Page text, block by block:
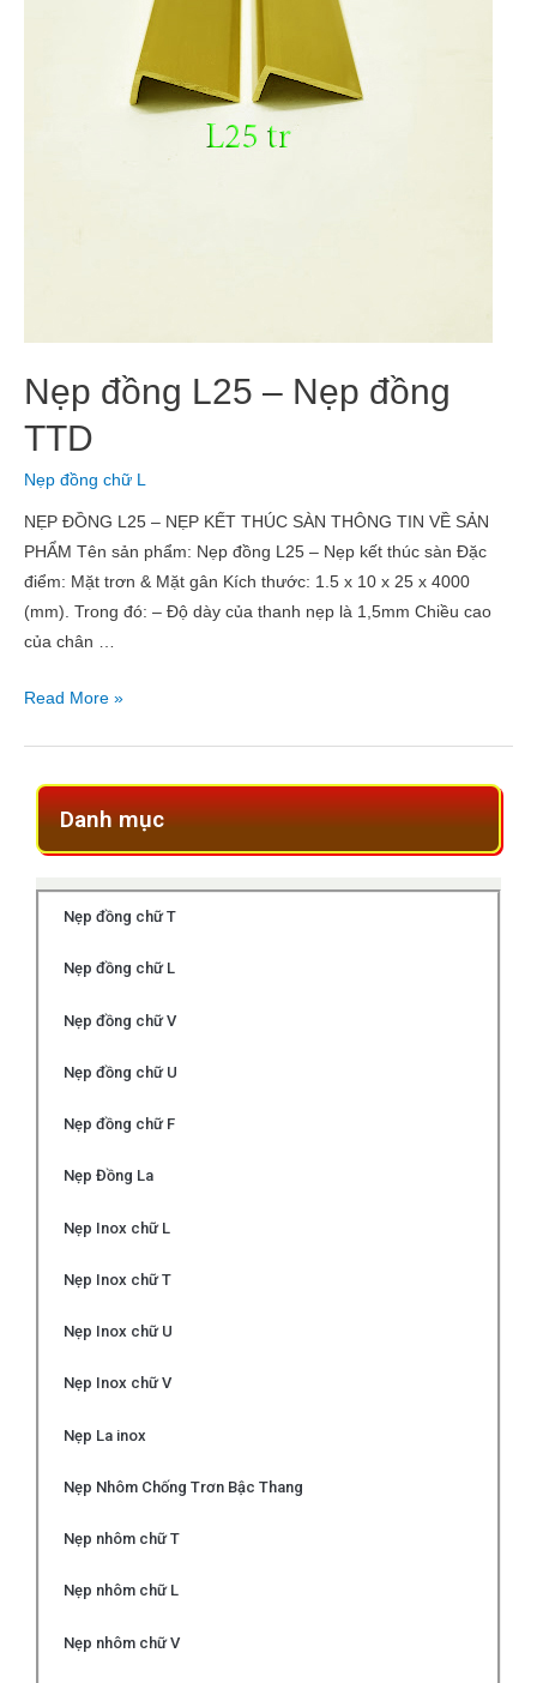
Danh mục
Nẹp đồng chữ T
Nẹp đồng chữ L
Nẹp đồng chữ V
Nẹp đồng chữ U
Nẹp đồng chữ F
Nẹp Đồng La
Nẹp Inox chữ L
Nẹp Inox chữ T
Nẹp Inox chữ U
Nẹp Inox chữ V
Nẹp La inox
Nẹp Nhôm Chống Trơn Bậc Thang
Nẹp nhôm chữ T
Nẹp nhôm chữ L
Nẹp nhôm chữ V
Nẹp đồng L25 – Nẹp đồng
TTD
Nẹp đồng chữ L
NẸP ĐỒNG L25 – NẸP KẾT THÚC SÀN THÔNG TIN VỀ SẢN
PHẨM Tên sản phẩm: Nẹp đồng L25 – Nẹp kết thúc sàn Đặc
điểm: Mặt trơn & Mặt gân Kích thước: 1.5 x 10 x 25 x 4000
(mm). Trong đó: – Độ dày của thanh nẹp là 1,5mm Chiều cao
của chân …
Read More »